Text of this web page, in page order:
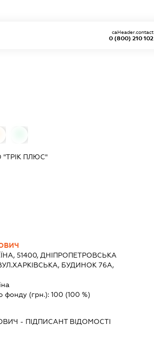
0 (800) 210 102
caHeader.contact
ПЛЮС"
51400, ДНІПРОПЕТРОВСЬКА
БУДИНОК 76А,
фонду (грн.):100 (100 %)
- ПІДПИСАНТВІДОМОСТІ